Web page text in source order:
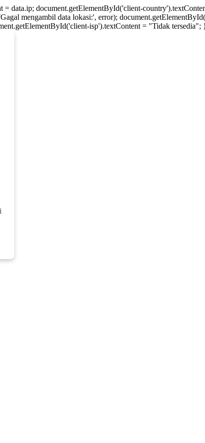
data.ip; document.getElementById('client-
mengambil data lokasi:', error);
isp').textContent = "Tidak tersedia";